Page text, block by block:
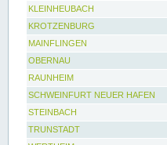
KLEINHEUBACH
KROTZENBURG
MAINFLINGEN
OBERNAU
RAUNHEIM
SCHWEINFURT NEUER HAFEN
STEINBACH
TRUNSTADT